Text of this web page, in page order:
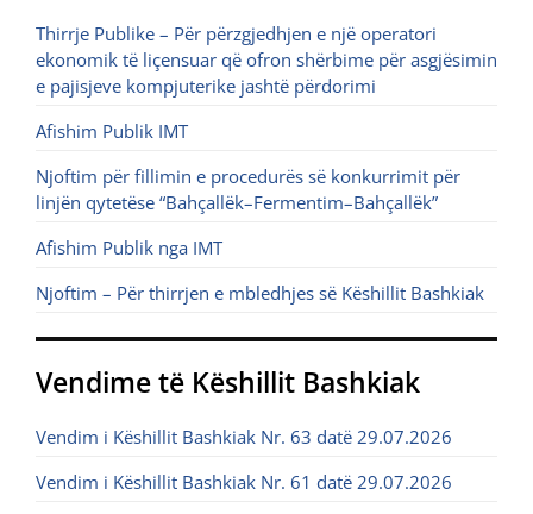
Thirrje Publike – Për përzgjedhjen e një operatori
ekonomik të liçensuar që ofron shërbime për asgjësimin
e pajisjeve kompjuterike jashtë përdorimi
Afishim Publik IMT
Njoftim për fillimin e procedurës së konkurrimit për
linjën qytetëse “Bahçallëk–Fermentim–Bahçallëk”
Afishim Publik nga IMT
Njoftim – Për thirrjen e mbledhjes së Këshillit Bashkiak
Vendime të Këshillit Bashkiak
Vendim i Këshillit Bashkiak Nr. 63 datë 29.07.2026
Vendim i Këshillit Bashkiak Nr. 61 datë 29.07.2026